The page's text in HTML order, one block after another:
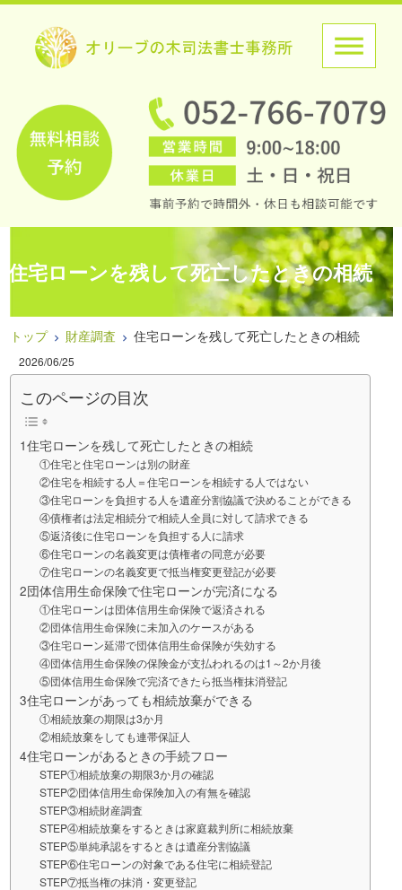
住宅ローンを残して死亡したときの相続
トップ 財産調査 住宅ローンを残して死亡したときの相続
2026/06/25
このページの目次
1住宅ローンを残して死亡したときの相続
①住宅と住宅ローンは別の財産
②住宅を相続する人＝住宅ローンを相続する人ではない
③住宅ローンを負担する人を遺産分割協議で決めることができる
④債権者は法定相続分で相続人全員に対して請求できる
⑤返済後に住宅ローンを負担する人に請求
⑥住宅ローンの名義変更は債権者の同意が必要
⑦住宅ローンの名義変更で抵当権変更登記が必要
2団体信用生命保険で住宅ローンが完済になる
①住宅ローンは団体信用生命保険で返済される
②団体信用生命保険に未加入のケースがある
③住宅ローン延滞で団体信用生命保険が失効する
④団体信用生命保険の保険金が支払われるのは1～2か月後
⑤団体信用生命保険で完済できたら抵当権抹消登記
3住宅ローンがあっても相続放棄ができる
①相続放棄の期限は3か月
②相続放棄をしても連帯保証人
4住宅ローンがあるときの手続フロー
STEP①相続放棄の期限3か月の確認
STEP②団体信用生命保険加入の有無を確認
STEP③相続財産調査
STEP④相続放棄をするときは家庭裁判所に相続放棄
STEP⑤単純承認をするときは遺産分割協議
STEP⑥住宅ローンの対象である住宅に相続登記
STEP⑦抵当権の抹消・変更登記